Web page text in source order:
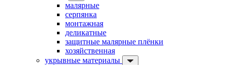
малярные
серпянка
монтажная
деликатные
защитные малярные плёнки
хозяйственная
укрывные материалы